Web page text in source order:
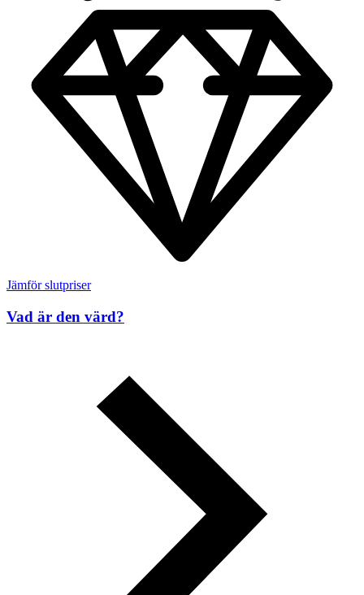
Jämför slutpriser
Vad är den värd?